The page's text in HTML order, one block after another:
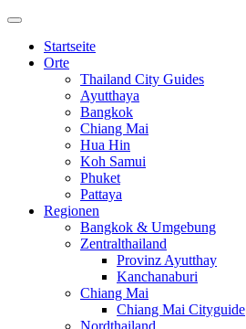
Startseite
Orte
Thailand City Guides
Ayutthaya
Bangkok
Chiang Mai
Hua Hin
Koh Samui
Phuket
Pattaya
Regionen
Bangkok & Umgebung
Zentralthailand
Provinz Ayutthay
Kanchanaburi
Chiang Mai
Chiang Mai Cityguide
Nordthailand